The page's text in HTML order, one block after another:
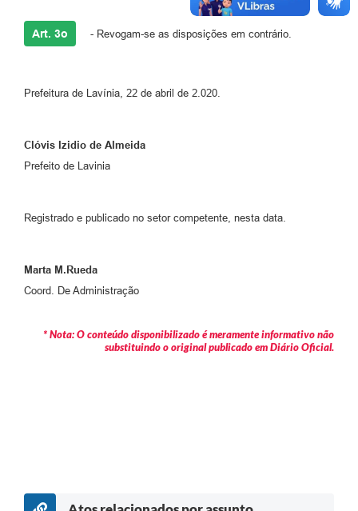
A Nossa Cidade
Links
Serviços Online
LOGRADOUROS
Art. 3o - Revogam-se as disposições em contrário.
Prefeitura de Lavínia, 22 de abril de 2.020.
Clóvis Izidio de Almeida
Prefeito de Lavinia
Registrado e publicado no setor competente, nesta data.
Marta M.Rueda
Coord. De Administração
* Nota: O conteúdo disponibilizado é meramente informativo não
substituindo o original publicado em Diário Oficial.